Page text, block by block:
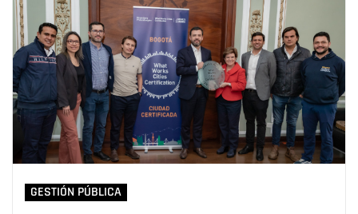
GESTIÓN PÚBLICA